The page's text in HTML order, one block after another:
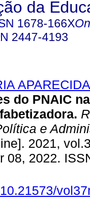
da
1678-166X
2447-4193
do PNAIC
e
2021,
08, 2022.